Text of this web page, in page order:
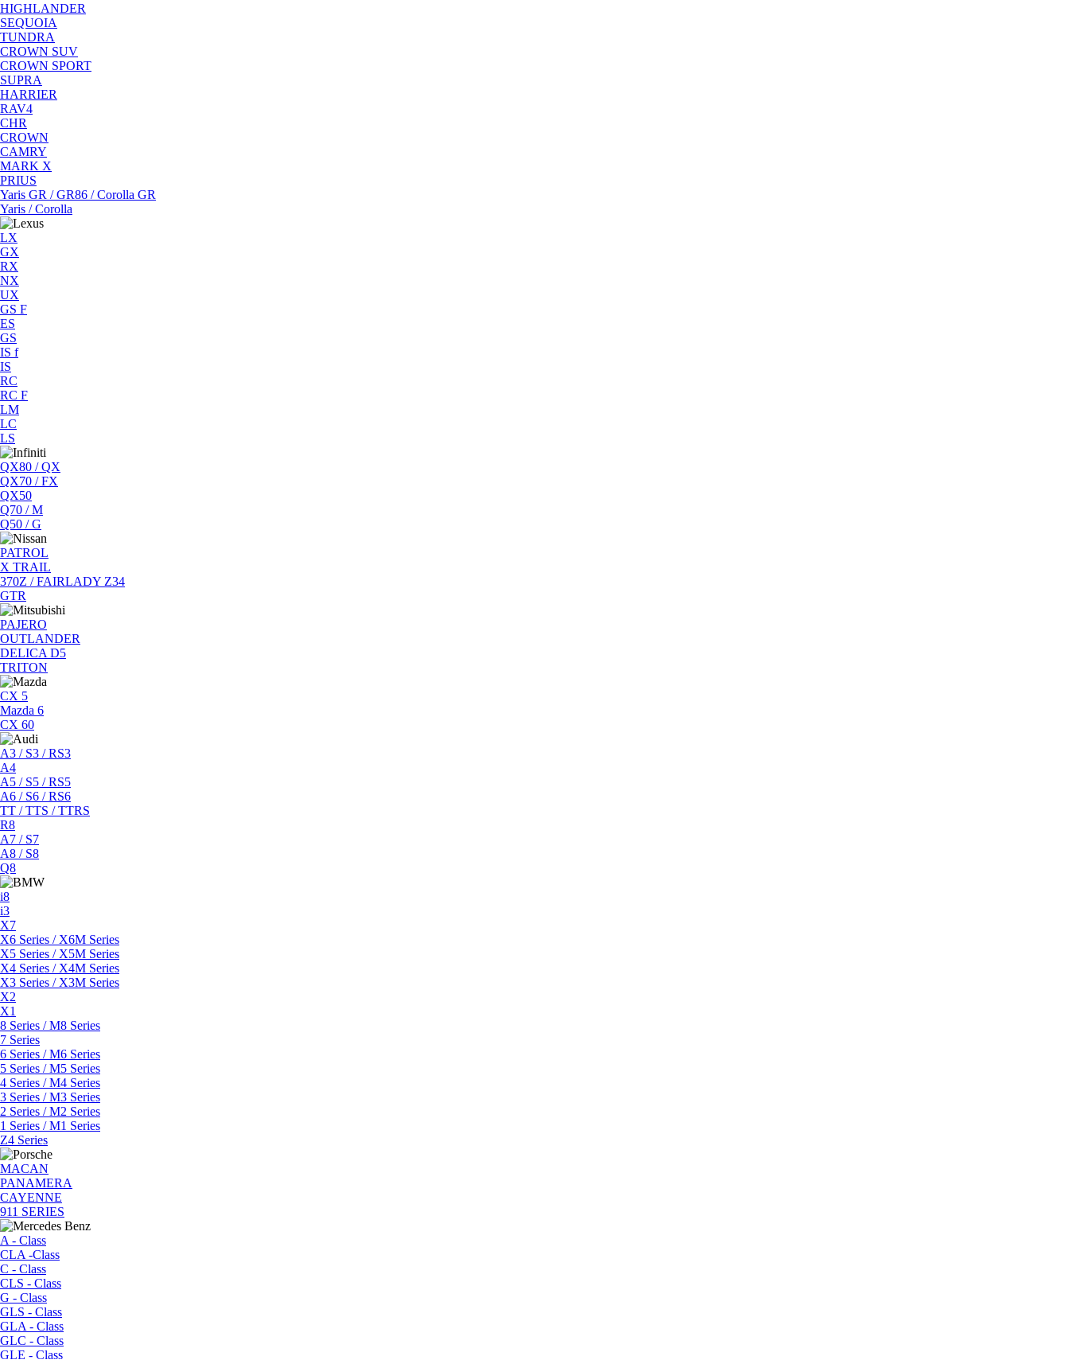
HIGHLANDER
SEQUOIA
TUNDRA
CROWN SUV
CROWN SPORT
SUPRA
HARRIER
RAV4
CHR
CROWN
CAMRY
MARK X
PRIUS
Yaris GR / GR86 / Corolla GR
Yaris / Corolla
LX
GX
RX
NX
UX
GS F
ES
GS
IS f
IS
RC
RC F
LM
LC
LS
QX80 / QX
QX70 / FX
QX50
Q70 / M
Q50 / G
PATROL
X TRAIL
370Z / FAIRLADY Z34
GTR
PAJERO
OUTLANDER
DELICA D5
TRITON
CX 5
Mazda 6
CX 60
A3 / S3 / RS3
A4
A5 / S5 / RS5
A6 / S6 / RS6
TT / TTS / TTRS
R8
A7 / S7
A8 / S8
Q8
i8
i3
X7
X6 Series / X6M Series
X5 Series / X5M Series
X4 Series / X4M Series
X3 Series / X3M Series
X2
X1
8 Series / M8 Series
7 Series
6 Series / M6 Series
5 Series / M5 Series
4 Series / M4 Series
3 Series / M3 Series
2 Series / M2 Series
1 Series / M1 Series
Z4 Series
MACAN
PANAMERA
CAYENNE
911 SERIES
A - Class
CLA -Class
C - Class
CLS - Class
G - Class
GLS - Class
GLA - Class
GLC - Class
GLE - Class